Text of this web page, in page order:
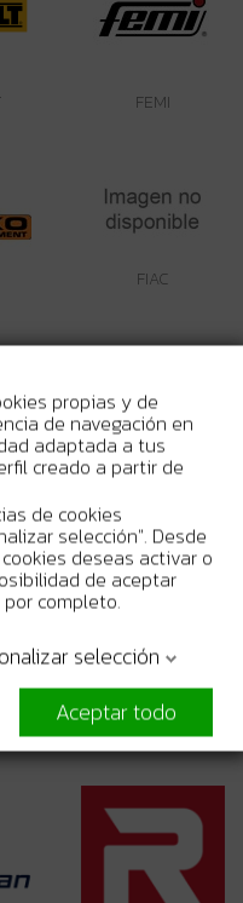
FEMI
FIAC
Makita
MSE
propias y de
de navegación en
adaptada a tus
creado a partir de
de cookies
selección". Desde
deseas activar o
de aceptar
completo.
selección
Aceptar todo